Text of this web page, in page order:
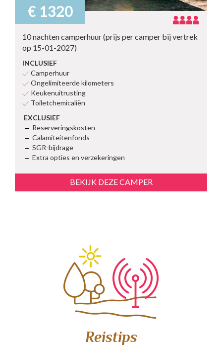
€ 1320
10 nachten camperhuur (prijs per camper bij vertrek
op 15-01-2027)
INCLUSIEF
Camperhuur
Ongelimiteerde kilometers
Keukenuitrusting
Toiletchemicaliën
EXCLUSIEF
Reserveringskosten
Calamiteitenfonds
SGR-bijdrage
Extra opties en verzekeringen
BEKIJK DEZE CAMPER
Reistips